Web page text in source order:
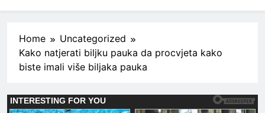
Home
Uncategorized
Kako natjerati biljku pauka da procvjeta kako
biste imali više biljaka pauka